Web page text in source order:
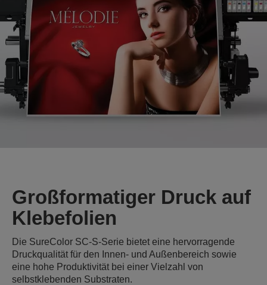
Großformatiger Druck auf
Klebefolien
Die SureColor SC-S-Serie bietet eine hervorragende
Druckqualität für den Innen- und Außenbereich sowie
eine hohe Produktivität bei einer Vielzahl von
selbstklebenden Substraten.